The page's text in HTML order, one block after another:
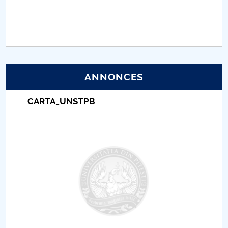
Proiect (PRIM STUD)
Comisie de etica unversitară
ANNONCES
CARTA_UNSTPB